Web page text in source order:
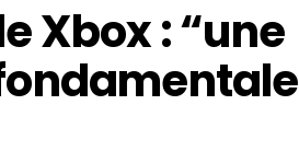
Xbox : “une